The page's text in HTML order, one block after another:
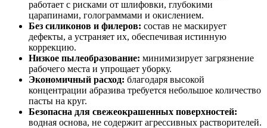
работает с рисками от шлифовки, глубокими
царапинами, голограммами и окислением.
Без силиконов и филеров: состав не маскирует
дефекты, а устраняет их, обеспечивая истинную
коррекцию.
Низкое пылеобразование: минимизирует загрязнение
рабочего места и упрощает уборку.
Экономичный расход: благодаря высокой
концентрации абразива требуется небольшое количество
пасты на круг.
Безопасна для свежеокрашенных поверхностей:
водная основа, не содержит агрессивных растворителей.